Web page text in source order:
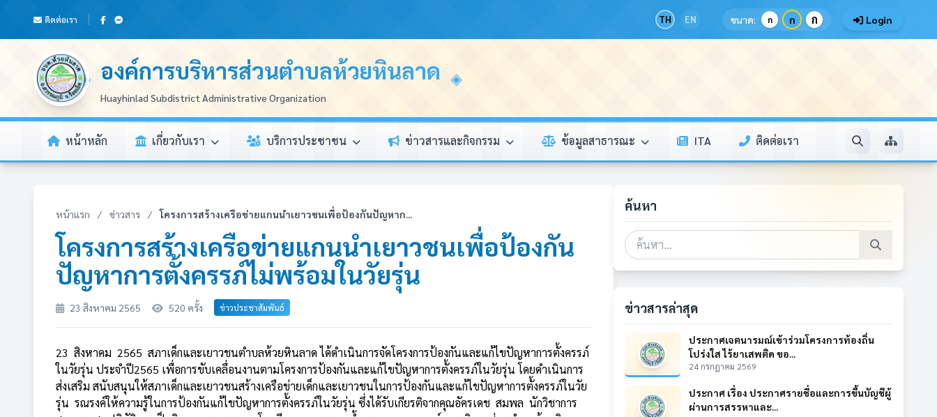
ติดต่อเรา TH EN ขนาด: ก ก ก Login
องค์การบริหารส่วนตำบลห้วยหินลาด
Huayhinlad Subdistrict Administrative Organization
หน้าหลัก เกี่ยวกับเรา บริการประชาชน ข่าวสารและกิจกรรม ข้อมูลสาธารณะ ITA ติดต่อเรา
หน้าแรก / ข่าวสาร / โครงการสร้างเครือข่ายแกนนำเยาวชนเพื่อป้องกันปัญหาก...
โครงการสร้างเครือข่ายแกนนำเยาวชนเพื่อป้องกัน
ปัญหาการตั้งครรภ์ไม่พร้อมในวัยรุ่น
23 สิงหาคม 2565 520 ครั้ง ข่าวประชาสัมพันธ์
23 สิงหาคม 2565 สภาเด็กและเยาวชนตำบลห้วยหินลาด ได้ดำเนินการจัดโครงการป้องกันและแก้ไขปัญหาการตั้งครรภ์
ในวัยรุ่น ประจำปี2565 เพื่อการขับเคลื่อนงานตามโครงการป้องกันและแก้ไขปัญหาการตั้งครรภ์ในวัยรุ่น โดยดำเนินการ
ส่งเสริม สนับสนุนให้สภาเด็กและเยาวชนสร้างเครือข่ายเด็กและเยาวชนในการป้องกันและแก้ไขปัญหาการตั้งครรภ์ในวัย
รุ่น รณรงค์ให้ความรู้ในการป้องกันแก้ไขปัญหาการตั้งครรภ์ในวัยรุ่น ซึ่งได้รับเกียรติจากคุณอัครเดช สมพล นักวิชาการ
ค้นหา
ข่าวสารล่าสุด
ประกาศเจตนารมณ์เข้าร่วมโครงการท้องถิ่น
โปร่งใส ไร้ยาเสพติด ขอ...
24 กรกฎาคม 2569
ประกาศ เรื่อง ประกาศรายชื่อและการขึ้นบัญชีผู้
ผ่านการสรรหาและ...